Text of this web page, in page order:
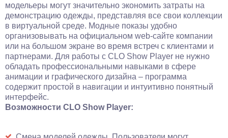
модельеры могут значительно экономить затраты на
демонстрацию одежды, представляя все свои коллекции
в виртуальной среде. Модные показы удобно
организовывать на официальном web-сайте компании
или на большом экране во время встреч с клиентами и
партнерами. Для работы с CLO Show Player не нужно
обладать профессиональными навыками в сфере
анимации и графического дизайна – программа
содержит простой в навигации и интуитивно понятный
интерфейс.
Возможности CLO Show Player: